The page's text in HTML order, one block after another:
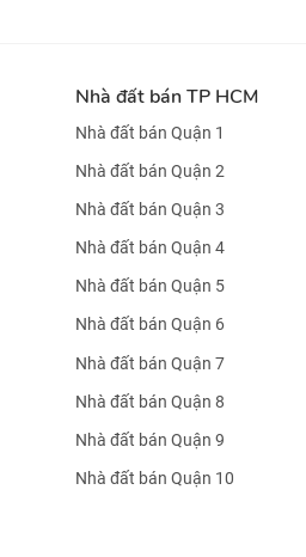
Nhà đất bán TP HCM
Nhà đất bán Quận 1
Nhà đất bán Quận 2
Nhà đất bán Quận 3
Nhà đất bán Quận 4
Nhà đất bán Quận 5
Nhà đất bán Quận 6
Nhà đất bán Quận 7
Nhà đất bán Quận 8
Nhà đất bán Quận 9
Nhà đất bán Quận 10